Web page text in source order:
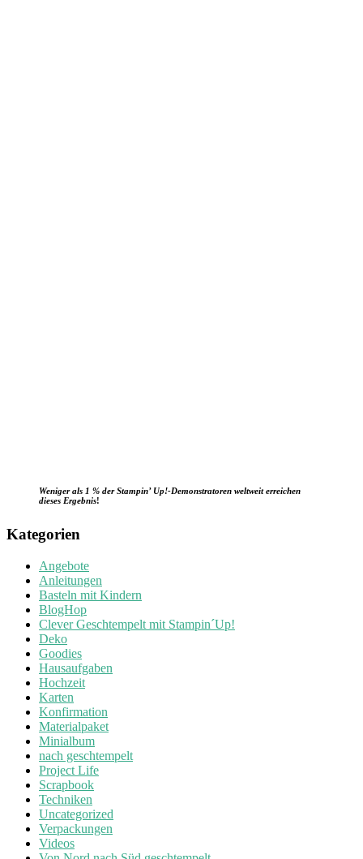
Weniger als 1 % der Stampin’ Up!-Demonstratoren weltweit erreichen
dieses Ergebnis!
Kategorien
Angebote
Anleitungen
Basteln mit Kindern
BlogHop
Clever Geschtempelt mit Stampin´Up!
Deko
Goodies
Hausaufgaben
Hochzeit
Karten
Konfirmation
Materialpaket
Minialbum
nach geschtempelt
Project Life
Scrapbook
Techniken
Uncategorized
Verpackungen
Videos